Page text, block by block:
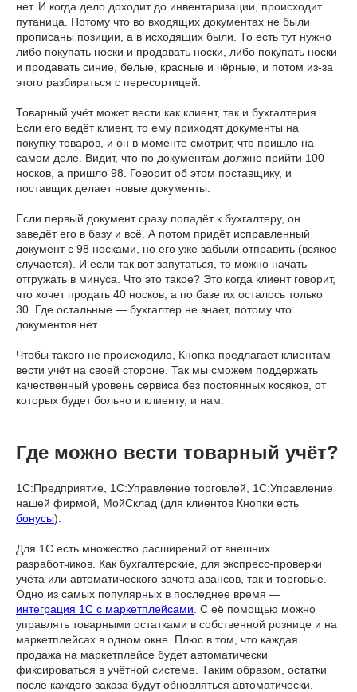
нет. И когда дело доходит до инвентаризации, происходит
путаница. Потому что во входящих документах не были
прописаны позиции, а в исходящих были. То есть тут нужно
либо покупать носки и продавать носки, либо покупать носки
и продавать синие, белые, красные и чёрные, и потом из-за
этого разбираться с пересортицей.
Товарный учёт может вести как клиент, так и бухгалтерия.
Если его ведёт клиент, то ему приходят документы на
покупку товаров, и он в моменте смотрит, что пришло на
самом деле. Видит, что по документам должно прийти 100
носков, а пришло 98. Говорит об этом поставщику, и
поставщик делает новые документы.
Если первый документ сразу попадёт к бухгалтеру, он
заведёт его в базу и всё. А потом придёт исправленный
документ с 98 носками, но его уже забыли отправить (всякое
случается). И если так вот запутаться, то можно начать
отгружать в минуса. Что это такое? Это когда клиент говорит,
что хочет продать 40 носков, а по базе их осталось только
30. Где остальные — бухгалтер не знает, потому что
документов нет.
Чтобы такого не происходило, Кнопка предлагает клиентам
вести учёт на своей стороне. Так мы сможем поддержать
качественный уровень сервиса без постоянных косяков, от
которых будет больно и клиенту, и нам.
Где можно вести товарный учёт?
1С:Предприятие, 1С:Управление торговлей, 1С:Управление
нашей фирмой, МойСклад (для клиентов Кнопки есть
бонусы).
Для 1С есть множество расширений от внешних
разработчиков. Как бухгалтерские, для экспресс-проверки
учёта или автоматического зачета авансов, так и торговые.
Одно из самых популярных в последнее время —
интеграция 1С с маркетплейсами . С её помощью можно
управлять товарными остатками в собственной рознице и на
маркетплейсах в одном окне. Плюс в том, что каждая
продажа на маркетплейсе будет автоматически
фиксироваться в учётной системе. Таким образом, остатки
после каждого заказа будут обновляться автоматически.